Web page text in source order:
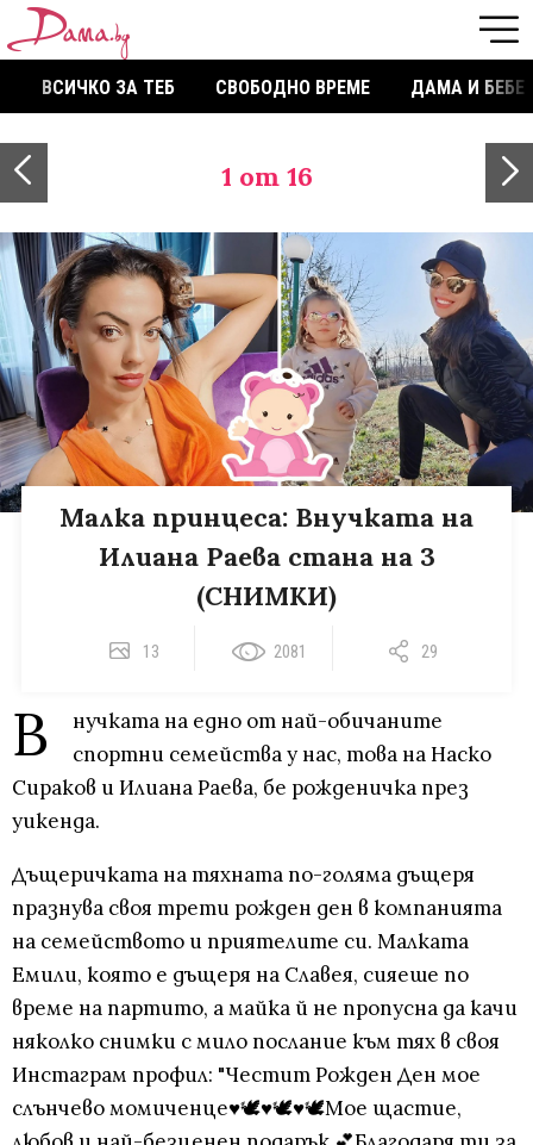
ВСИЧКО ЗА ТЕБ СВОБОДНО ВРЕМЕ ДАМА И БЕБЕ
1 от 16
Малка принцеса: Внучката на
Илиана Раева стана на 3
(СНИМКИ)
13 2081 29
В
нучката на едно от най-обичаните
спортни семейства у нас, това на Наско
Сираков и Илиана Раева, бе рожденичка през
уикенда.
Дъщеричката на тяхната по-голяма дъщеря
празнува своя трети рожден ден в компанията
на семейството и приятелите си. Малката
Емили, която е дъщеря на Славея, сияеше по
време на партито, а майка й не пропусна да качи
няколко снимки с мило послание към тях в своя
Инстаграм профил: "Честит Рожден Ден мое
слънчево момиченце♥️🕊️♥️🕊️♥️🕊️Мое щастие,